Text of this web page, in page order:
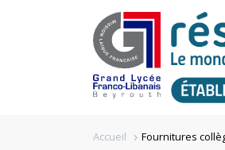
Accueil chevron_right Fournitures